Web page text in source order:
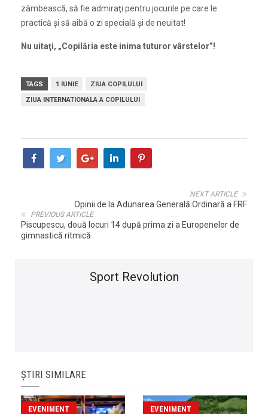
zâmbească, să fie admiraţi pentru jocurile pe care le
practică și să aibă o zi specială și de neuitat!
Nu uitaţi, „Copilăria este inima tuturor vârstelor”!
TAGS 1 IUNIE
ZIUA COPILULUI
ZIUA INTERNATIONALA A COPILULUI
NEXT ARTICLE
Opinii de la Adunarea Generală Ordinară a FRF
PREVIOUS ARTICLE
Piscupescu, două locuri 14 după prima zi a Europenelor de
gimnastică ritmică
Sport Revolution
ȘTIRI SIMILARE
EVENIMENT EVENIMENT